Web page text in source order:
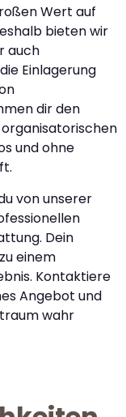
Wert auf
bieten wir
auch
Einlagerung
dir den
und ohne
von unserer
Dein
einem
Kontaktiere
Angebot und
wahr